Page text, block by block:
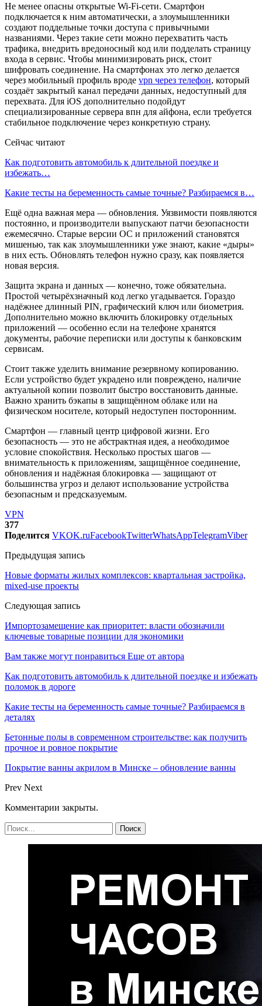
Не менее опасны открытые Wi-Fi-сети. Смартфон
подключается к ним автоматически, а злоумышленники
создают поддельные точки доступа с привычными
названиями. Через такие сети можно перехватить часть
трафика, внедрить вредоносный код или подделать страницу
входа в сервис. Чтобы минимизировать риск, стоит
шифровать соединение. На смартфонах это легко делается
через мобильный профиль вроде vpn через телефон, который
создаёт закрытый канал передачи данных, недоступный для
перехвата. Для iOS дополнительно подойдут
специализированные сервера впн для айфона, если требуется
стабильное подключение через конкретную страну.
Сейчас читают
Как подготовить автомобиль к длительной поездке и
избежать…
Какие тесты на беременность самые точные? Разбираемся в…
Ещё одна важная мера — обновления. Уязвимости появляются
постоянно, и производители выпускают патчи безопасности
ежемесячно. Старые версии ОС и приложений становятся
мишенью, так как злоумышленники уже знают, какие «дыры»
в них есть. Обновлять телефон нужно сразу, как появляется
новая версия.
Защита экрана и данных — конечно, тоже обязательна.
Простой четырёхзначный код легко угадывается. Гораздо
надёжнее длинный PIN, графический ключ или биометрия.
Дополнительно можно включить блокировку отдельных
приложений — особенно если на телефоне хранятся
документы, рабочие переписки или доступы к банковским
сервисам.
Стоит также уделить внимание резервному копированию.
Если устройство будет украдено или повреждено, наличие
актуальной копии позволит быстро восстановить данные.
Важно хранить бэкапы в защищённом облаке или на
физическом носителе, который недоступен посторонним.
Смартфон — главный центр цифровой жизни. Его
безопасность — это не абстрактная идея, а необходимое
условие спокойствия. Несколько простых шагов —
внимательность к приложениям, защищённое соединение,
обновления и надёжная блокировка — защищают от
большинства угроз и делают использование устройства
безопасным и предсказуемым.
VPN
377
Поделится VKOK.ruFacebookTwitterWhatsAppTelegramViber
Предыдущая запись
Новые форматы жилых комплексов: квартальная застройка,
mixed-use проекты
Следующая запись
Импортозамещение как приоритет: власти обозначили
ключевые товарные позиции для экономики
Вам также могут понравиться Еще от автора
Как подготовить автомобиль к длительной поездке и избежать
поломок в дороге
Какие тесты на беременность самые точные? Разбираемся в
деталях
Бетонные полы в современном строительстве: как получить
прочное и ровное покрытие
Покрытие ванны акрилом в Минске – обновление ванны
Prev Next
Комментарии закрыты.